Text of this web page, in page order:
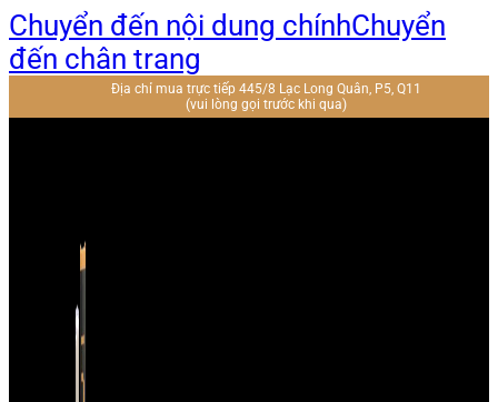
Chuyển đến nội dung chínhChuyển
đến chân trang
Địa chỉ mua trực tiếp 445/8 Lạc Long Quân, P5, Q11
(vui lòng gọi trước khi qua)